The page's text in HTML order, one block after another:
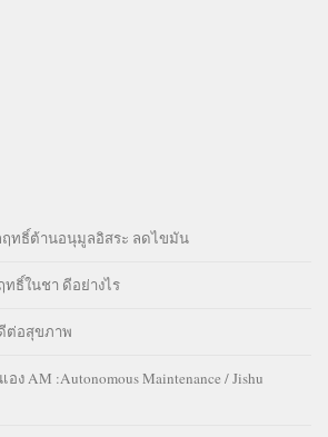
ฤทธิ์ต้านอนุมูลอิสระ ลดไขมัน
ทธิ์ในชา ดีอย่างไร
ต่อสุขภาพ
ง AM :Autonomous Maintenance / Jishu